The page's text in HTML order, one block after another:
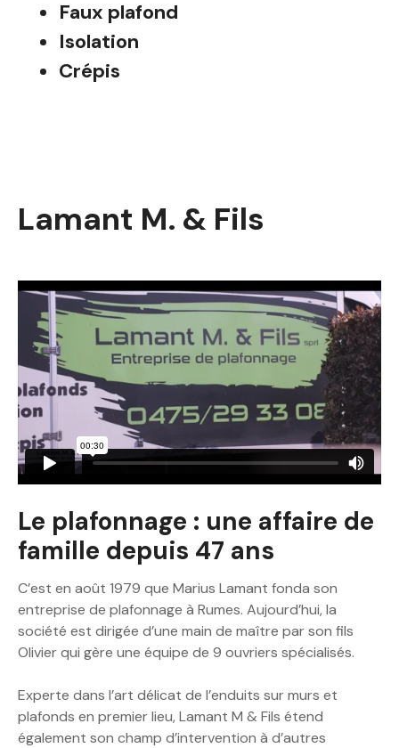
Faux plafond
Isolation
Crépis
Lamant M. & Fils
Le plafonnage : une affaire de
famille depuis 47 ans
C’est en août 1979 que Marius Lamant fonda son
entreprise de plafonnage à Rumes. Aujourd’hui, la
société est dirigée d’une main de maître par son fils
Olivier qui gère une équipe de 9 ouvriers spécialisés.
Experte dans l’art délicat de l’enduits sur murs et
plafonds en premier lieu, Lamant M & Fils étend
également son champ d’intervention à d’autres